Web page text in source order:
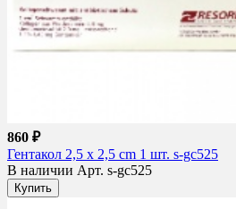
860 ₽
Гентакол 2,5 х 2,5 cm 1 шт. s-gc525
В наличии Арт. s-gc525
Купить